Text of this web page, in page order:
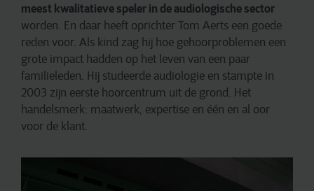
meest kwalitatieve speler in de audiologische sector
worden. En daar heeft oprichter Tom Aerts een goede
reden voor. Als kind zag hij hoe gehoorproblemen een
grote impact hadden op het leven van een paar
familieleden. Hij studeerde audiologie en stampte in
2003 zijn eerste hoorcentrum uit de grond. Het
handelsmerk: maatwerk, expertise en één en al oor
voor de klant.